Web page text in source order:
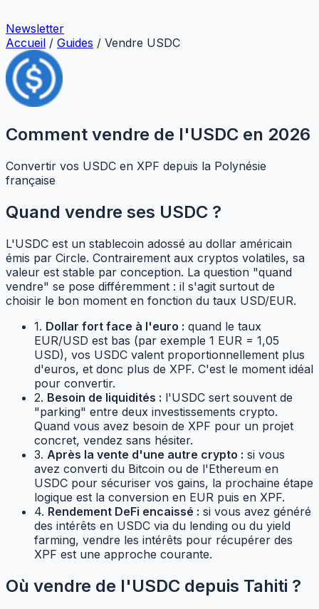
Newsletter
Accueil / Guides / Vendre USDC
Comment vendre de l'USDC en 2026
Convertir vos USDC en XPF depuis la Polynésie
française
Quand vendre ses USDC ?
L'USDC est un stablecoin adossé au dollar américain
émis par Circle. Contrairement aux cryptos volatiles, sa
valeur est stable par conception. La question "quand
vendre" se pose différemment : il s'agit surtout de
choisir le bon moment en fonction du taux USD/EUR.
1. Dollar fort face à l'euro : quand le taux
EUR/USD est bas (par exemple 1 EUR = 1,05
USD), vos USDC valent proportionnellement plus
d'euros, et donc plus de XPF. C'est le moment idéal
pour convertir.
2. Besoin de liquidités : l'USDC sert souvent de
"parking" entre deux investissements crypto.
Quand vous avez besoin de XPF pour un projet
concret, vendez sans hésiter.
3. Après la vente d'une autre crypto : si vous
avez converti du Bitcoin ou de l'Ethereum en
USDC pour sécuriser vos gains, la prochaine étape
logique est la conversion en EUR puis en XPF.
4. Rendement DeFi encaissé : si vous avez généré
des intérêts en USDC via du lending ou du yield
farming, vendre les intérêts pour récupérer des
XPF est une approche courante.
Où vendre de l'USDC depuis Tahiti ?